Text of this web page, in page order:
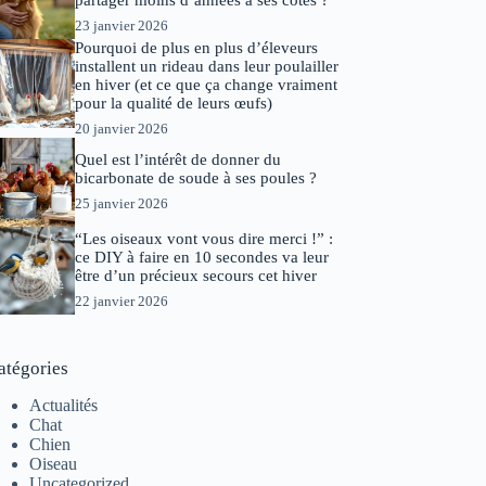
23 janvier 2026
Pourquoi de plus en plus d’éleveurs
installent un rideau dans leur poulailler
en hiver (et ce que ça change vraiment
pour la qualité de leurs œufs)
20 janvier 2026
Quel est l’intérêt de donner du
bicarbonate de soude à ses poules ?
25 janvier 2026
“Les oiseaux vont vous dire merci !” :
ce DIY à faire en 10 secondes va leur
être d’un précieux secours cet hiver
22 janvier 2026
Actualités
Chat
Chien
Oiseau